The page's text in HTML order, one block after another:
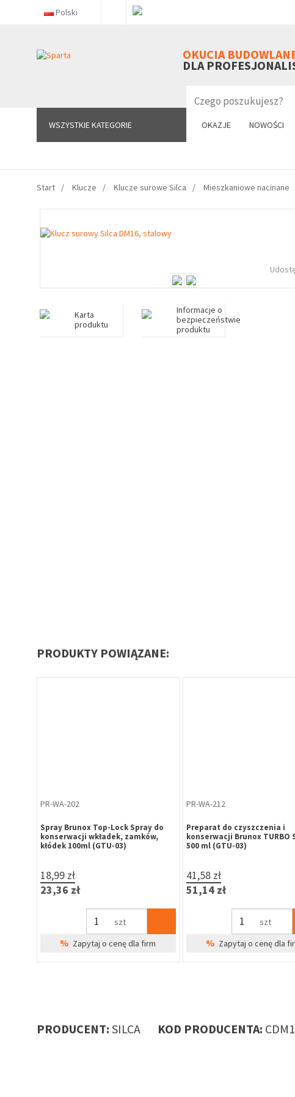
Polski
OKUCIA
DLA
WSZYSTKIE KATEGORIE OKAZJE NOWOŚCI
WSZYSTKIE KATEGORIE
Start Klucze Klucze surowe Silca Mieszkaniowe nacinane
Karta
produktu
Informacje o
bezpieczeństwie
produktu
PRODUKTY POWIĄZANE:
PR-WA-202
Spray Brunox Top-Lock Spray do
konserwacji wkładek, zamków,
kłódek 100ml (GTU-03)
18,99 zł
23,36 zł
szt
% Zapytaj o cenę dla firm
PR-WA-212
Preparat do czyszczenia i
konserwacji Brunox TURBO
500 ml (GTU-03)
41,58 zł
51,14 zł
szt
% Zapytaj o cenę dla
PRODUCENT: SILCA KOD PRODUCENTA: